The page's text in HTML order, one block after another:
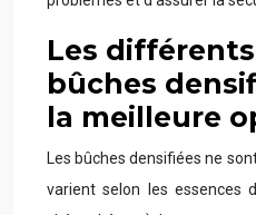
Les
bûches
la meilleure
Les bûches densifiées ne
varient selon les essences